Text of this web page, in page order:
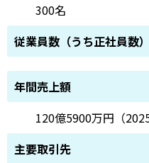
300名
従業員数（うち正社員数）
年間売上額
120億5900万円（
主要取引先